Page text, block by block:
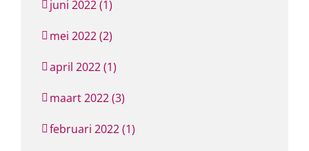
juni 2022 (1)
mei 2022 (2)
april 2022 (1)
maart 2022 (3)
februari 2022 (1)